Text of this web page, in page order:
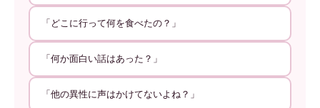
「どこに行って何を食べたの？」
「何か面白い話はあった？」
「他の異性に声はかけてないよね？」